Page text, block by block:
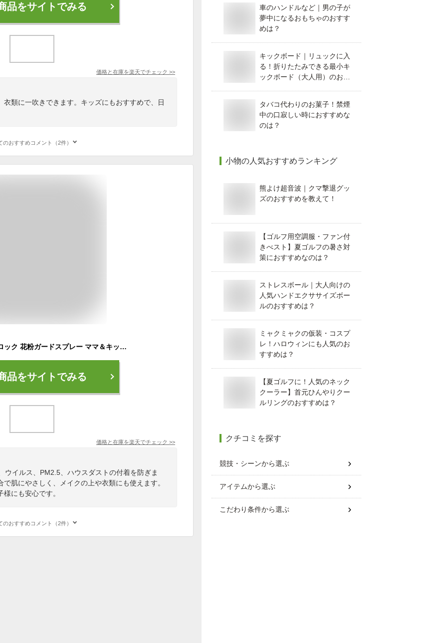
品をサイトでみる
価格と在庫を楽天でチェック >>
類に一吹きできます。キッズにもおすすめで、日
のおすすめコメント（2件）
アース製薬 アレルブロック 花粉ガードスプレー ママ＆キッズ 75ml おすすめ 花粉対策 マスク生活 スプレー ギフト スキンケア 花粉 付着防止対策 静電気 子供 ブロック 低刺激 無香料 無着色 全身
品をサイトでみる
価格と在庫を楽天でチェック >>
ウイルス、PM2.5、ハウスダストの付着を防ぎま
肌にやさしく、メイクの上や衣類にも使えます。
にも安心です。
のおすすめコメント（2件）
車のハンドルなど｜男の子が
夢中になるおもちゃのおすす
めは？
キックボード｜リュックに入
る！折りたたみできる最小キ
ックボード（大人用）のおす
タバコ代わりのお菓子！禁煙
中の口寂しい時におすすめな
のは？
小物の人気おすすめランキング
熊よけ超音波｜クマ撃退グッ
ズのおすすめを教えて！
【ゴルフ用空調服・ファン付
きべスト】夏ゴルフの暑さ対
策におすすめなのは？
ストレスボール｜大人向けの
人気ハンドエクササイズボー
ルのおすすめは？
ミャクミャクの仮装・コスプ
レ！ハロウィンにも人気のお
すすめは？
【夏ゴルフに！人気のネック
クーラー】首元ひんやりクー
ルリングのおすすめは？
クチコミを探す
競技・シーンから選ぶ
アイテムから選ぶ
こだわり条件から選ぶ